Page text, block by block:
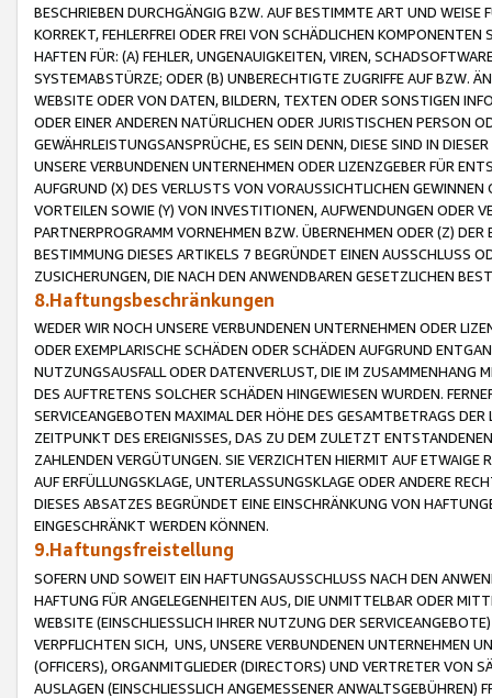
BESCHRIEBEN DURCHGÄNGIG BZW. AUF BESTIMMTE ART UND
KORREKT, FEHLERFREI ODER FREI VON SCHÄDLICHEN
HAFTEN FÜR: (A) FEHLER, UNGENAUIGKEITEN, VIREN,
SYSTEMABSTÜRZE; ODER (B) UNBERECHTIGTE ZUGRIFFE AUF BZW.
WEBSITE ODER VON DATEN, BILDERN, TEXTEN ODER SONSTIGEN
ODER EINER ANDEREN NATÜRLICHEN ODER JURISTISCHEN PERSON
GEWÄHRLEISTUNGSANSPRÜCHE, ES SEIN DENN, DIESE SIND IN
UNSERE VERBUNDENEN UNTERNEHMEN ODER LIZENZGEBER FÜR
AUFGRUND (X) DES VERLUSTS VON VORAUSSICHTLICHEN
VORTEILEN SOWIE (Y) VON INVESTITIONEN, AUFWENDUNGEN ODER
PARTNERPROGRAMM VORNEHMEN BZW. ÜBERNEHMEN ODER (Z)
BESTIMMUNG DIESES ARTIKELS 7 BEGRÜNDET EINEN AUSSCHLUSS
ZUSICHERUNGEN, DIE NACH DEN ANWENDBAREN GESETZLICHEN
8.Haftungsbeschränkungen
WEDER WIR NOCH UNSERE VERBUNDENEN UNTERNEHMEN ODER
ODER EXEMPLARISCHE SCHÄDEN ODER SCHÄDEN AUFGRUND
NUTZUNGSAUSFALL ODER DATENVERLUST, DIE IM ZUSAMMENHANG
DES AUFTRETENS SOLCHER SCHÄDEN HINGEWIESEN WURDEN.
SERVICEANGEBOTEN MAXIMAL DER HÖHE DES GESAMTBETRAGS
ZEITPUNKT DES EREIGNISSES, DAS ZU DEM ZULETZT
ZAHLENDEN VERGÜTUNGEN. SIE VERZICHTEN HIERMIT AUF
AUF ERFÜLLUNGSKLAGE, UNTERLASSUNGSKLAGE ODER ANDERE
DIESES ABSATZES BEGRÜNDET EINE EINSCHRÄNKUNG VON
EINGESCHRÄNKT WERDEN KÖNNEN.
9.Haftungsfreistellung
SOFERN UND SOWEIT EIN HAFTUNGSAUSSCHLUSS NACH DEN
HAFTUNG FÜR ANGELEGENHEITEN AUS, DIE UNMITTELBAR ODER
WEBSITE (EINSCHLIESSLICH IHRER NUTZUNG DER
VERPFLICHTEN SICH, UNS, UNSERE VERBUNDENEN UNTERNEHMEN
(OFFICERS), ORGANMITGLIEDER (DIRECTORS) UND VERTRETER VON
AUSLAGEN (EINSCHLIESSLICH ANGEMESSENER